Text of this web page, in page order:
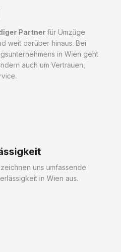
Partnerfür Umzüge
weit darüber hinaus. Bei
in Wien geht
auch um Vertrauen,
uns umfassende
in Wien aus.